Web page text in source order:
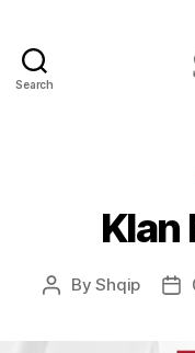
Search
Klan
PostByShqip